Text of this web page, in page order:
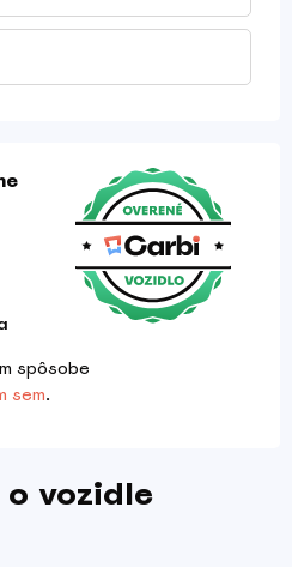
spôsobe
sem.
vozidle